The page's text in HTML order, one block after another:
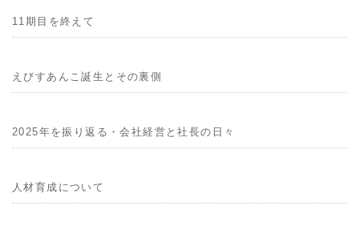
11期目を終えて
えびすあんこ誕生とその裏側
2025年を振り返る・会社経営と社長の日々
人材育成について